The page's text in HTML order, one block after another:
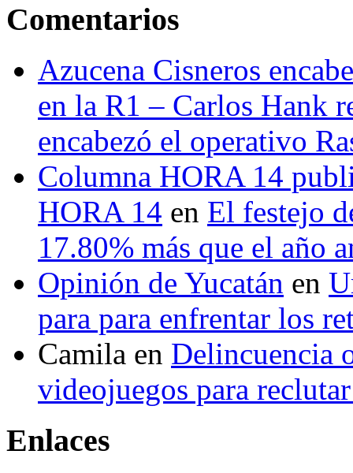
Comentarios
Azucena Cisneros
en la R1 – Carlos Hank
encabezó el operativo
Columna HORA 14
HORA 14 en El festejo
17.80% más que el año
Opinión de Yucatán en
para para enfrentar los
Camila en Delincuencia
videojuegos para
Enlaces